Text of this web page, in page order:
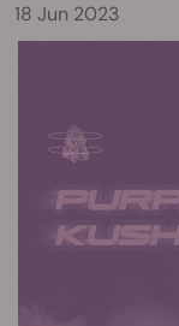
18 Jun 2023